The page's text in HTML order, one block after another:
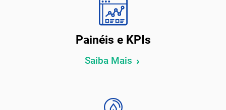
Painéis e KPIs
Saiba Mais